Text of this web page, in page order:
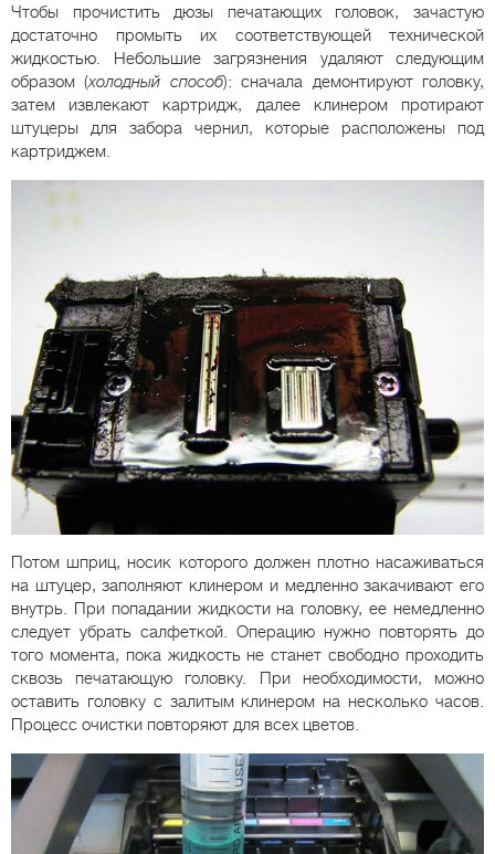
Чтобы прочистить дюзы печатающих головок, зачастую
достаточно промыть их соответствующей технической
жидкостью. Небольшие загрязнения удаляют следующим
образом (холодный способ): сначала демонтируют головку,
затем извлекают картридж, далее клинером протирают
штуцеры для забора чернил, которые расположены под
картриджем.
Потом шприц, носик которого должен плотно насаживаться
на штуцер, заполняют клинером и медленно закачивают его
внутрь. При попадании жидкости на головку, ее немедленно
следует убрать салфеткой. Операцию нужно повторять до
того момента, пока жидкость не станет свободно проходить
сквозь печатающую головку. При необходимости, можно
оставить головку с залитым клинером на несколько часов.
Процесс очистки повторяют для всех цветов.